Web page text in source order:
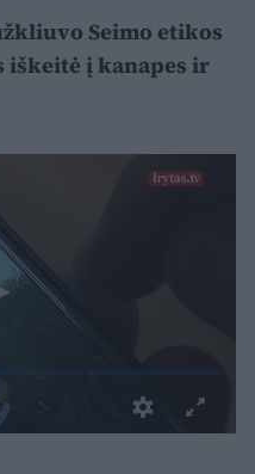
Seimo etikos
iškeitė į kanapes ir